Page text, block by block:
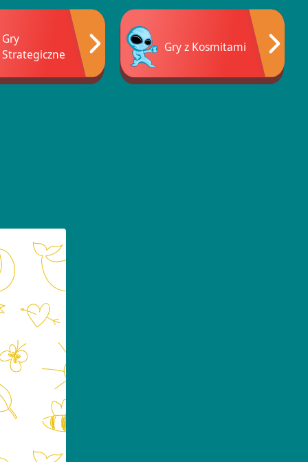
Gry
Strategiczne
Gry z Kosmitami